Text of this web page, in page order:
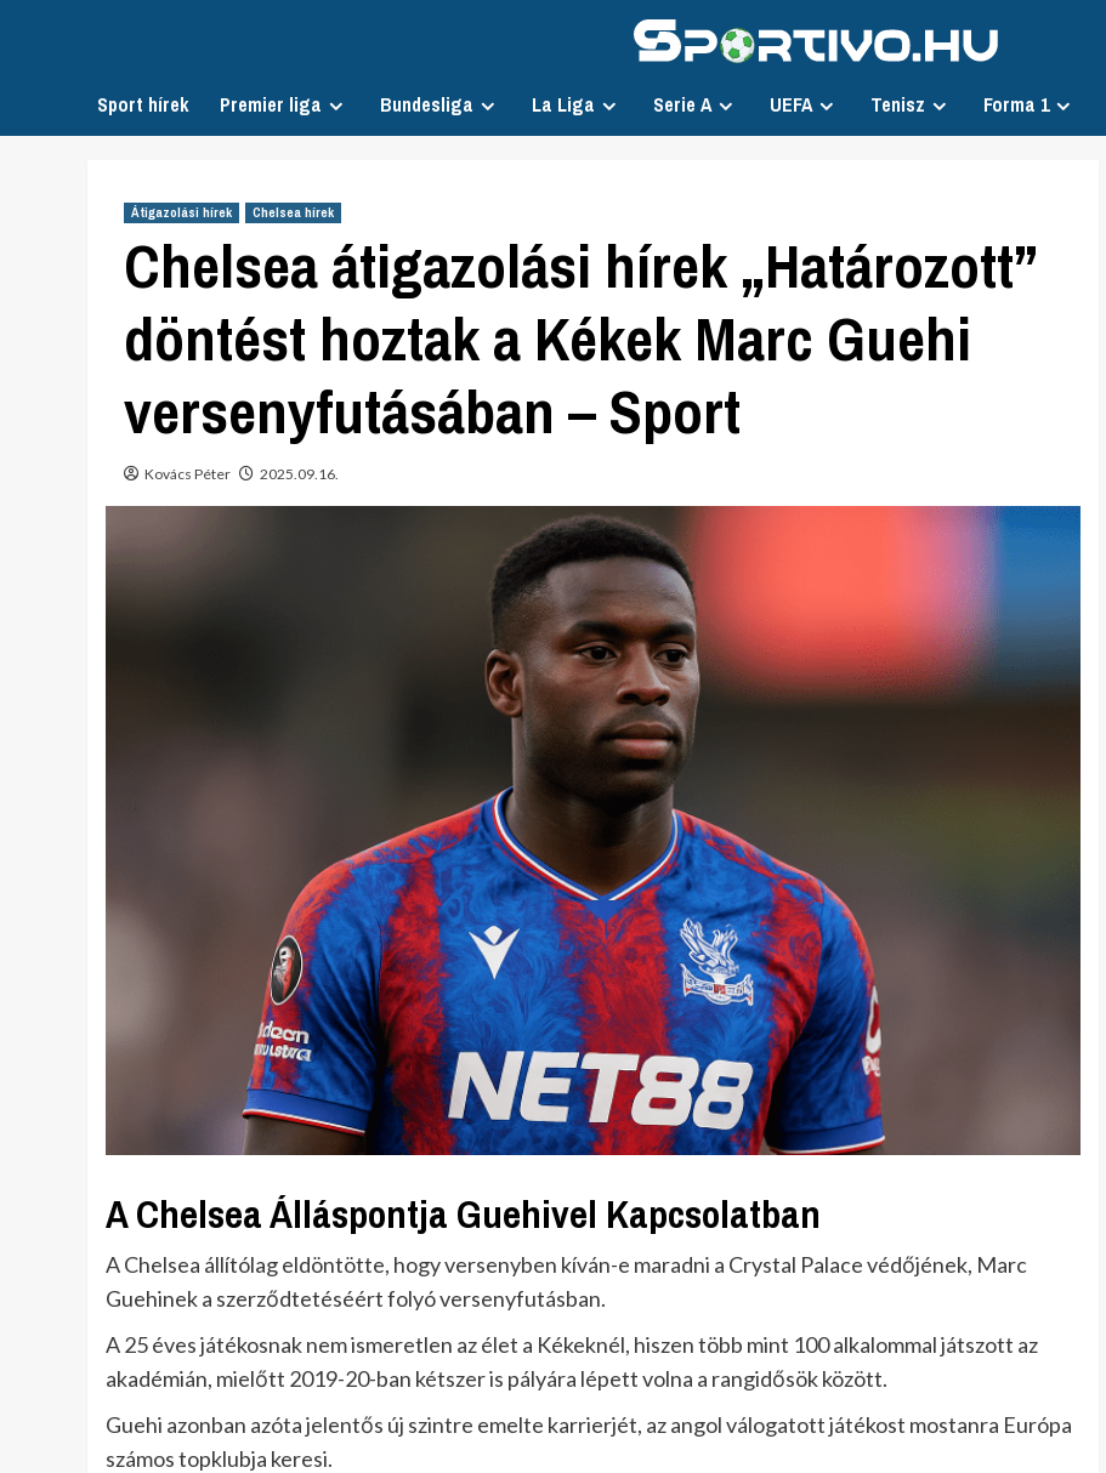
Sport hírek Premier liga Bundesliga La Liga Serie A UEFA Tenisz Forma 1
Átigazolási hírek Chelsea hírek
Chelsea átigazolási hírek „Határozott”
döntést hoztak a Kékek Marc Guehi
versenyfutásában – Sport
Kovács Péter 2025.09.16.
A Chelsea Álláspontja Guehivel Kapcsolatban
A Chelsea állítólag eldöntötte, hogy versenyben kíván-e maradni a Crystal Palace védőjének, Marc
Guehinek a szerződtetéséért folyó versenyfutásban.
A 25 éves játékosnak nem ismeretlen az élet a Kékeknél, hiszen több mint 100 alkalommal játszott az
akadémián, mielőtt 2019-20-ban kétszer is pályára lépett volna a rangidősök között.
Guehi azonban azóta jelentős új szintre emelte karrierjét, az angol válogatott játékost mostanra Európa
számos topklubja keresi.